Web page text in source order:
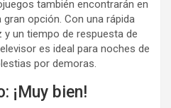
también encontrarán en
gran opción. Con una rápida
un tiempo de respuesta de
es ideal para noches de
por demoras.
¡Muy bien!